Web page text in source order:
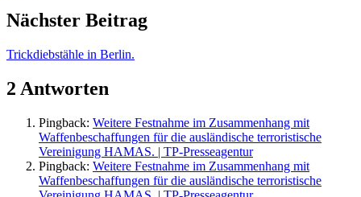
Nächster Beitrag
Trickdiebstähle in Berlin.
2 Antworten
Pingback: Weitere Festnahme im Zusammenhang mit
Waffenbeschaffungen für die ausländische terroristische
Vereinigung HAMAS. | TP-Presseagentur
Pingback: Weitere Festnahme im Zusammenhang mit
Waffenbeschaffungen für die ausländische terroristische